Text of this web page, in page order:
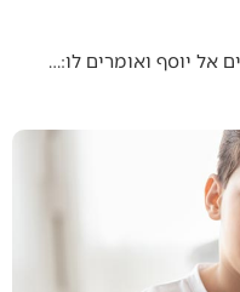
אל יוסף ואומרים לו:…